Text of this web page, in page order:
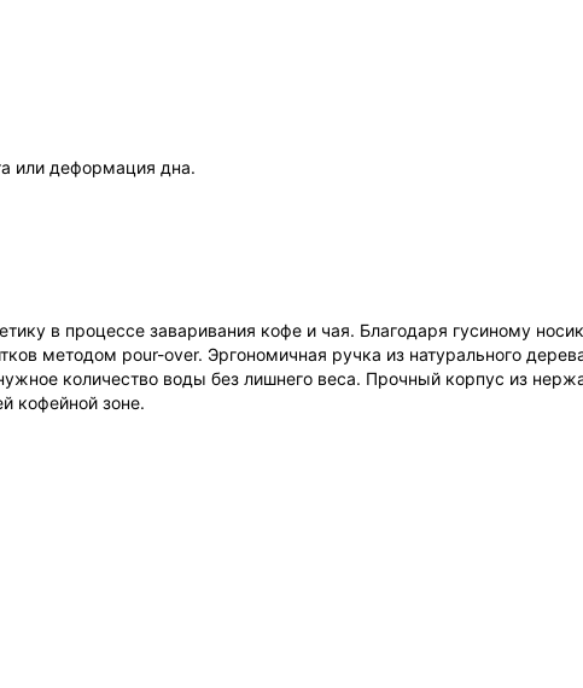
или деформация дна.
в процессе заваривания кофе и чая. Благодаря гусиному
методом pour-over. Эргономичная ручка из натурального
количество воды без лишнего веса. Прочный корпус из
кофейной зоне.